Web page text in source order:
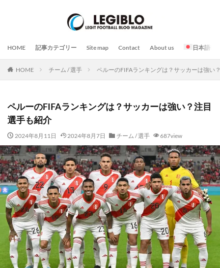
HOME 記事カテゴリー Site map Contact About us 日本語
HOME チーム / 選手 ペルーのFIFAランキングは？サッカーは強い
ペルーのFIFAランキングは？サッカーは強い？注目
選手も紹介
2024年8月11日 2024年8月7日 チーム / 選手 687view